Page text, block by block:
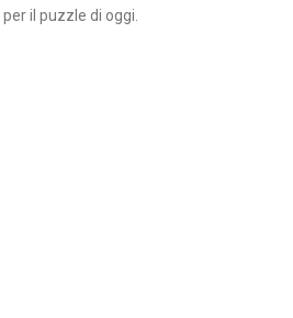
il puzzle di oggi.